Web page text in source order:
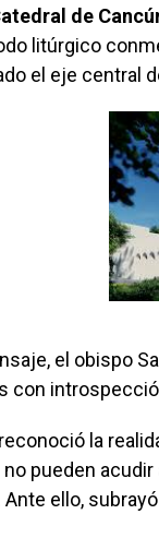
de
litúrgico
el eje central
el obispo
con
la
pueden
Ante ello,